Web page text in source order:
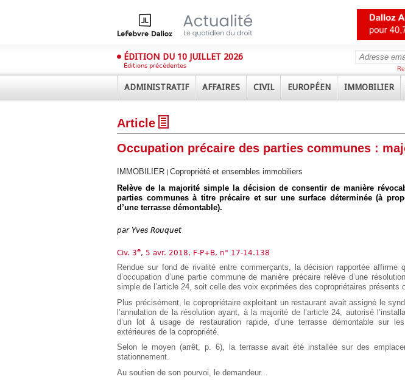
ÉDITION DU 10 JUILLET 2026
Éditions précédentes
ADMINISTRATIF AFFAIRES CIVIL EUROPÉEN IMMOBILIER
Article
Occupation précaire des parties communes :
IMMOBILIER Copropriété et ensembles immobiliers
Relève de la majorité simple la décision de consentir de manière
parties communes à titre précaire et sur une surface déterminée (à
d’une terrasse démontable).
par Yves Rouquet
Civ. 3e, 5 avr. 2018, F-P+B, n° 17-14.138
Rendue sur fond de rivalité entre commerçants, la décision rapportée affirme
d’occupation d’une partie commune de manière précaire relève d’une
simple de l’article 24, soit celle des voix exprimées des copropriétaires présents
Plus précisément, le copropriétaire exploitant un restaurant avait assigné le
l’annulation de la résolution ayant, à la majorité de l’article 24, autorisé
d’un lot à usage de restauration rapide, d’une terrasse démontable sur
extérieures de la copropriété.
Selon le moyen (arrêt, p. 6), la terrasse avait été installée sur des
stationnement.
Au soutien de son pourvoi, le demandeur...